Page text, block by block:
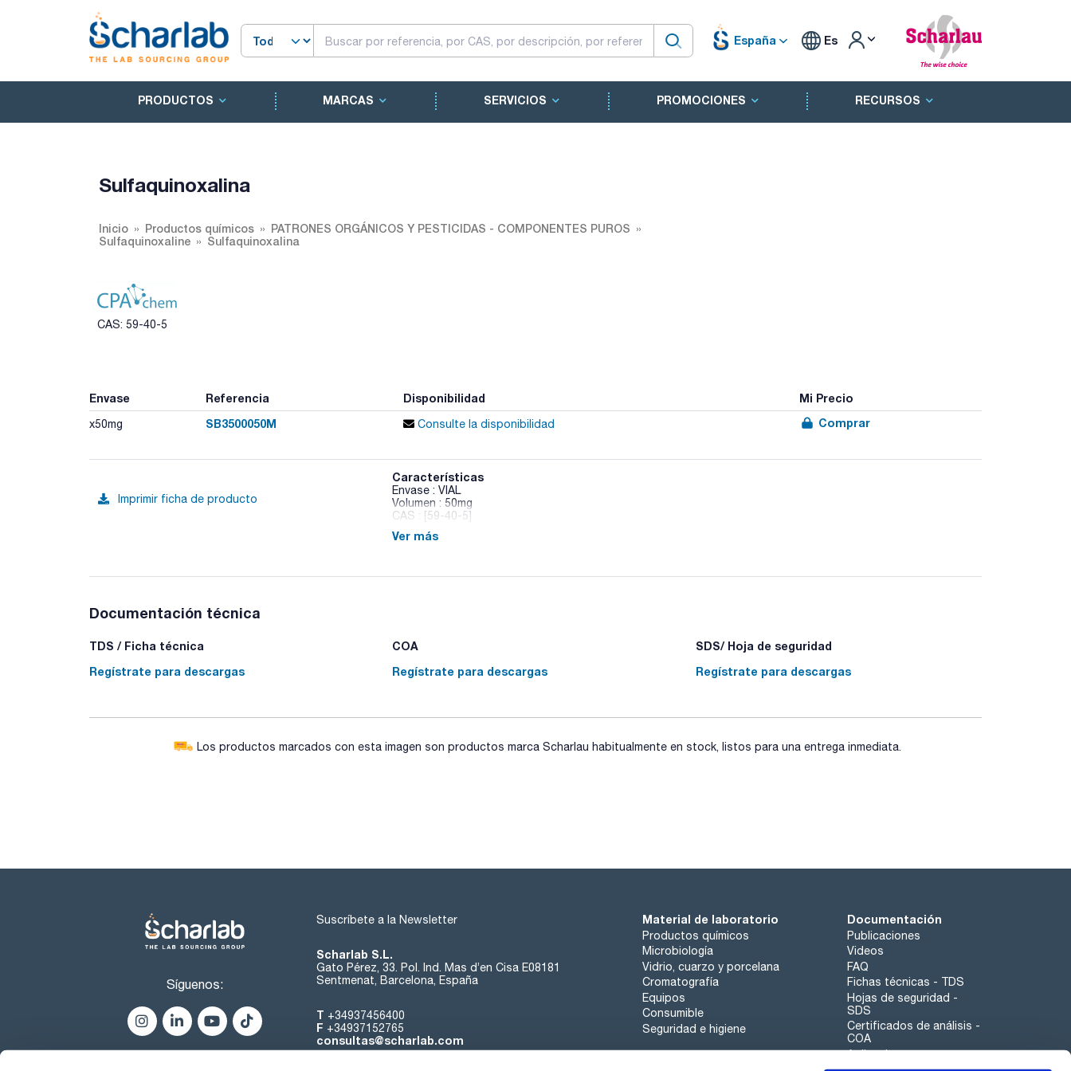
España Es
PRODUCTOS MARCAS SERVICIOS PROMOCIONES RECURSOS
Sulfaquinoxalina
Inicio Productos químicos
PATRONES ORGÁNICOS Y PESTICIDAS - COMPONENTES PUROS
Sulfaquinoxaline
Sulfaquinoxalina
CAS: 59-40-5
Envase Referencia Disponibilidad Mi Precio
x50mg SB3500050M Consulte la disponibilidad Comprar
Imprimir ficha de producto
Características
Envase : VIAL
Volumen : 50mg
CAS : [59-40-5]
Sulfaquinoxaline
Ver más
Documentación técnica
TDS / Ficha técnica
Regístrate para descargas
COA
Regístrate para descargas
SDS/ Hoja de seguridad
Regístrate para descargas
Los productos marcados con esta imagen son productos marca Scharlau habitualmente en stock, listos para una entrega inmediata.
Síguenos:
Suscríbete a la Newsletter
Scharlab S.L.
Gato Pérez, 33. Pol. Ind. Mas d’en Cisa E08181
Sentmenat, Barcelona, España
T +34937456400
F +34937152765
consultas@scharlab.com
Material de laboratorio
Productos químicos
Microbiología
Vidrio, cuarzo y porcelana
Cromatografía
Equipos
Consumible
Seguridad e higiene
Documentación
Publicaciones
Videos
FAQ
Fichas técnicas - TDS
Hojas de seguridad -
SDS
Certificados de análisis -
COA
Aplicaciones